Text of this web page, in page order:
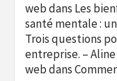
webdans Les
santé mentale :
Trois questions
entreprise. –
webdans